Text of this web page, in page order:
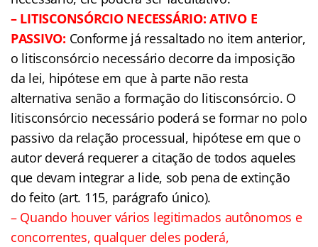
– LITISCONSÓRCIO NECESSÁRIO: ATIVO E
PASSIVO: Conforme já ressaltado no item anterior,
o litisconsórcio necessário decorre da imposição
da lei, hipótese em que à parte não resta
alternativa senão a formação do litisconsórcio. O
litisconsórcio necessário poderá se formar no polo
passivo da relação processual, hipótese em que o
autor deverá requerer a citação de todos aqueles
que devam integrar a lide, sob pena de extinção
do feito (art. 115, parágrafo único).
– Quando houver vários legitimados autônomos e
concorrentes, qualquer deles poderá,